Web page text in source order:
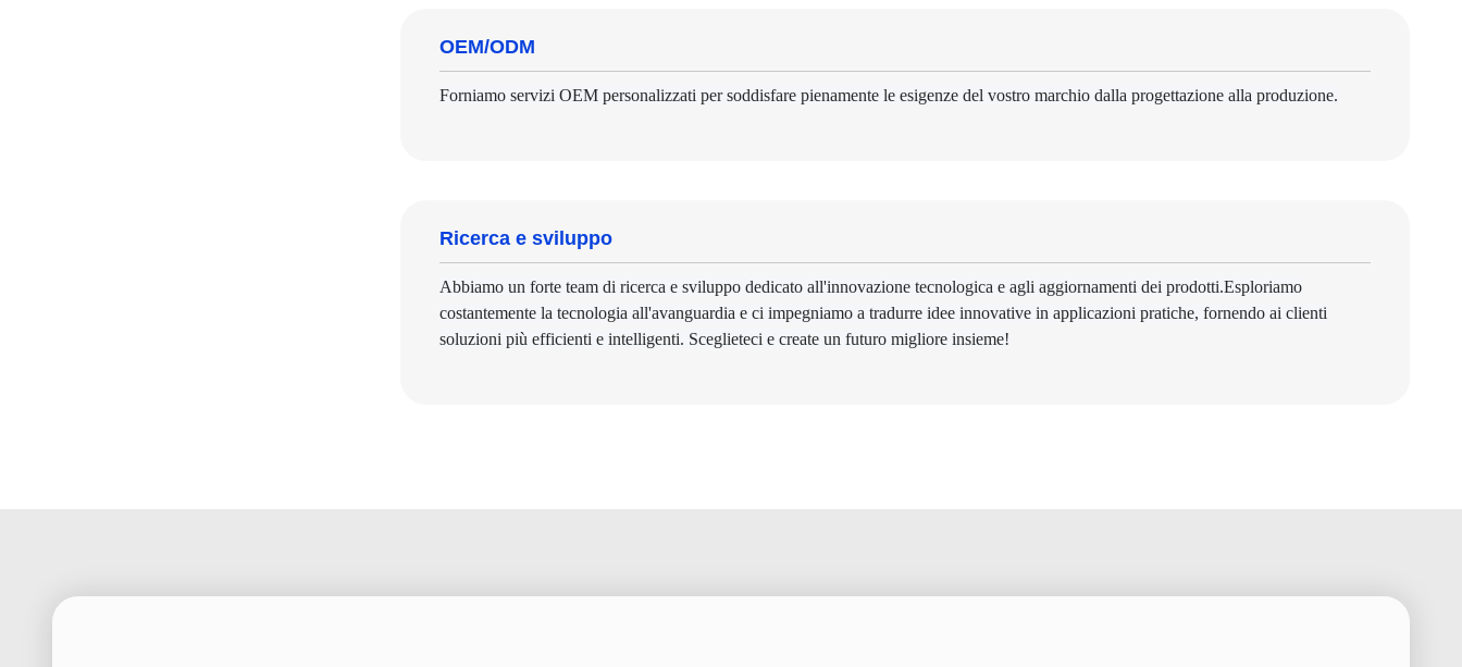
OEM/ODM
Forniamo servizi OEM personalizzati per soddisfare pienamente le esigenze del vostro marchio dalla progettazione alla produzione.
Ricerca e sviluppo
Abbiamo un forte team di ricerca e sviluppo dedicato all'innovazione tecnologica e agli aggiornamenti dei prodotti.Esploriamo
costantemente la tecnologia all'avanguardia e ci impegniamo a tradurre idee innovative in applicazioni pratiche, fornendo ai clienti
soluzioni più efficienti e intelligenti. Sceglieteci e create un futuro migliore insieme!